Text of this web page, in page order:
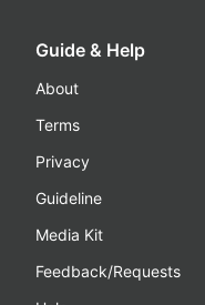
Guide & Help
About
Terms
Privacy
Guideline
Media Kit
Feedback/Requests